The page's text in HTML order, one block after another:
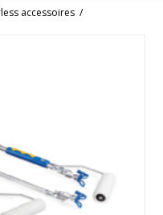
accessoires /